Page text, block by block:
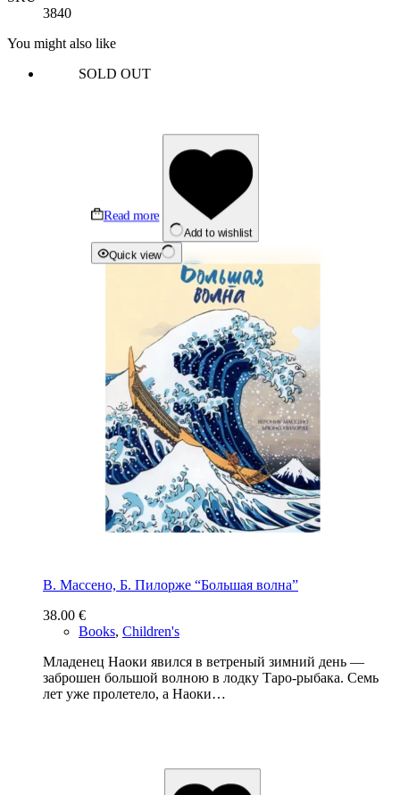
3840
You might also like
SOLD OUT
Read more
Add to wishlist
Quick view
В. Массено, Б. Пилорже “Большая волна”
38.00 €
Books, Children's
Младенец Наоки явился в ветреный зимний день —
заброшен большой волною в лодку Таро-рыбака. Семь
лет уже пролетело, а Наоки…